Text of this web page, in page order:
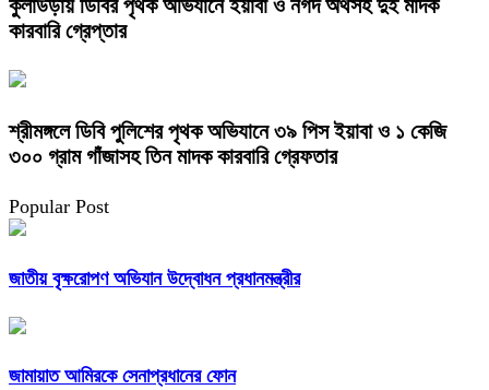
কুলাউড়ায় ডিবির পৃথক অভিযানে ইয়াবা ও নগদ অর্থসহ দুই মাদক
কারবারি গ্রেপ্তার
শ্রীমঙ্গলে ডিবি পুলিশের পৃথক অভিযানে ৩৯ পিস ইয়াবা ও ১ কেজি
৩০০ গ্রাম গাঁজাসহ তিন মাদক কারবারি গ্রেফতার
Popular Post
জাতীয় বৃক্ষরোপণ অভিযান উদ্বোধন প্রধানমন্ত্রীর
জামায়াত আমিরকে সেনাপ্রধানের ফোন